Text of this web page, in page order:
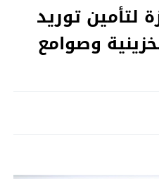
لتأمين توريد
تخزينية وصوامع